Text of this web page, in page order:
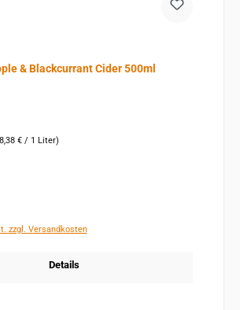
& Blackcurrant Cider 500ml
€ / 1 Liter)
zzgl. Versandkosten
Details